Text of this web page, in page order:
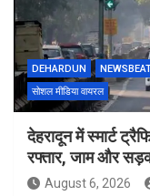
DEHARDUN
सोशल मीडिया वायरल
देहरादून में स्मार्ट
रफ्तार, जाम और
August 6, 2026